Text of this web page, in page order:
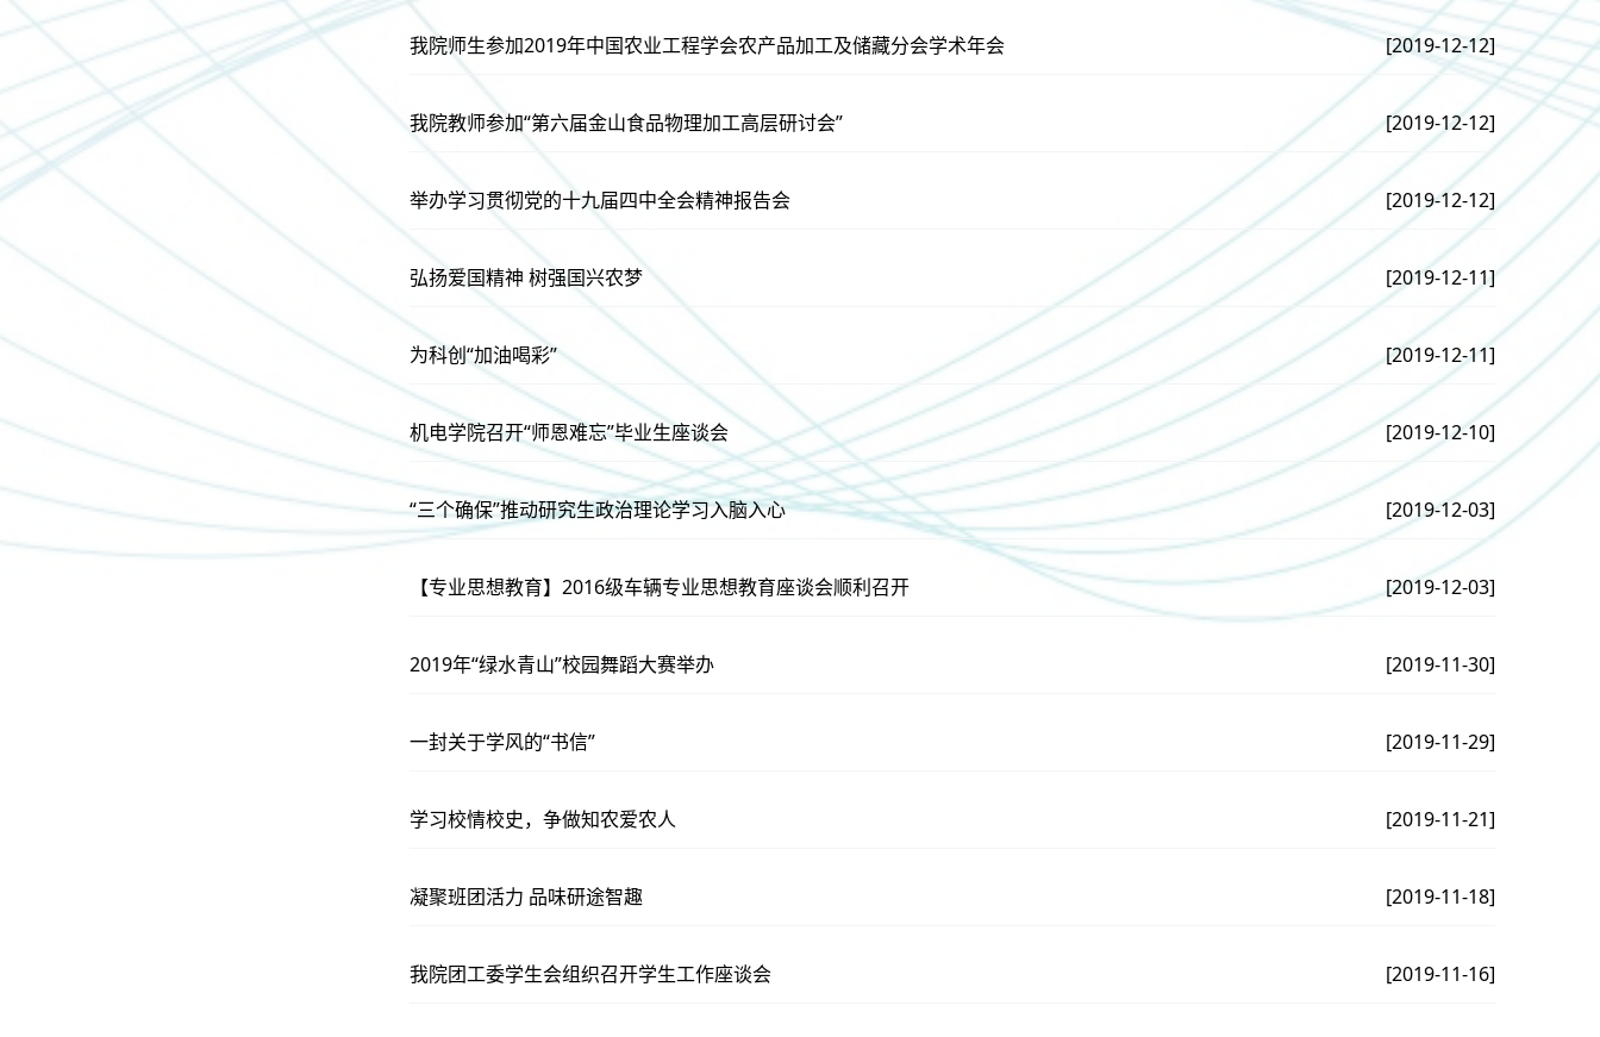
我院师生参加2019年中国农业工程学会农产品加工及储藏分会学术年会 [2019-12-12]
我院教师参加“第六届金山食品物理加工高层研讨会” [2019-12-12]
举办学习贯彻党的十九届四中全会精神报告会 [2019-12-12]
弘扬爱国精神 树强国兴农梦 [2019-12-11]
为科创“加油喝彩” [2019-12-11]
机电学院召开“师恩难忘”毕业生座谈会 [2019-12-10]
“三个确保”推动研究生政治理论学习入脑入心 [2019-12-03]
【专业思想教育】2016级车辆专业思想教育座谈会顺利召开 [2019-12-03]
2019年“绿水青山”校园舞蹈大赛举办 [2019-11-30]
一封关于学风的“书信” [2019-11-29]
学习校情校史，争做知农爱农人 [2019-11-21]
凝聚班团活力 品味研途智趣 [2019-11-18]
我院团工委学生会组织召开学生工作座谈会 [2019-11-16]